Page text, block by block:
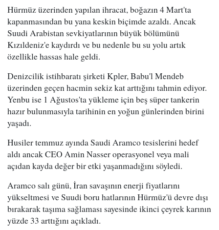
Hürmüz üzerinden yapılan ihracat, boğazın 4 Mart'ta
kapanmasından bu yana keskin biçimde azaldı. Ancak
Suudi Arabistan sevkiyatlarının büyük bölümünü
Kızıldeniz'e kaydırdı ve bu nedenle bu su yolu artık
özellikle hassas hale geldi.
Denizcilik istihbaratı şirketi Kpler, Babu'l Mendeb
üzerinden geçen hacmin sekiz kat arttığını tahmin ediyor.
Yenbu ise 1 Ağustos'ta yükleme için beş süper tankerin
hazır bulunmasıyla tarihinin en yoğun günlerinden birini
yaşadı.
Husiler temmuz ayında Saudi Aramco tesislerini hedef
aldı ancak CEO Amin Nasser operasyonel veya mali
açıdan kayda değer bir etki yaşanmadığını söyledi.
Aramco salı günü, İran savaşının enerji fiyatlarını
yükseltmesi ve Suudi boru hatlarının Hürmüz'ü devre dışı
bırakarak taşıma sağlaması sayesinde ikinci çeyrek karının
yüzde 33 arttığını açıkladı.